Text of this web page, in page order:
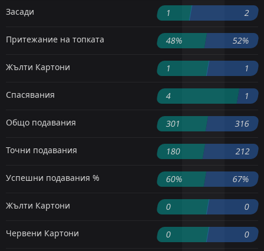
Засади 1 2
Притежание на топката 48% 52%
Жълти Картони 1 1
Спасявания 4 1
Общо подавания 301 316
Точни подавания 180 212
Успешни подавания % 60% 67%
Жълти Картони 0 0
Червени Картони 0 0